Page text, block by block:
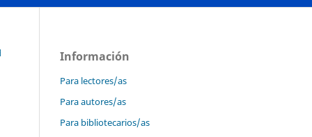
Información
Para lectores/as
Para autores/as
Para bibliotecarios/as